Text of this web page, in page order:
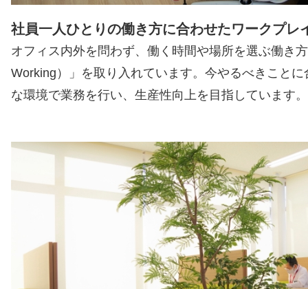
社員一人ひとりの働き方に合わせたワークプレ
オフィス内外を問わず、働く時間や場所を選ぶ働き
Working）」を取り入れています。今やるべきこと
な環境で業務を行い、生産性向上を目指しています。